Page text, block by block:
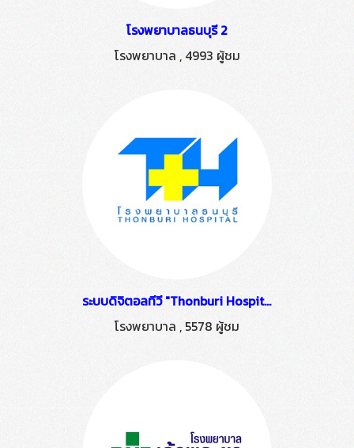
โรงพยาบาลธนบุรี 2
โรงพยาบาล , 4993 ผู้ชม
ระบบดิจิตอลทีวี "Thonburi Hospital" ติดตั้งโดย HSTN
โรงพยาบาล , 5578 ผู้ชม